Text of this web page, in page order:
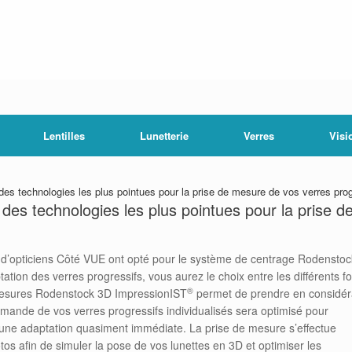
Lentilles Lunetterie Verres
technologies les plus pointues pour la prise de mesure de vos verres
technologies les plus pointues pour la prise
Côté VUE ont opté pour le système de centrage
des verres progressifs, vous aurez le choix entre les différents
Rodenstock 3D ImpressionIST® permet de prendre en
de vos verres progressifs individualisés sera optimisé pour
adaptation quasiment immédiate. La prise de mesure s’effectue
afin de simuler la pose de vos lunettes en 3D et optimiser les